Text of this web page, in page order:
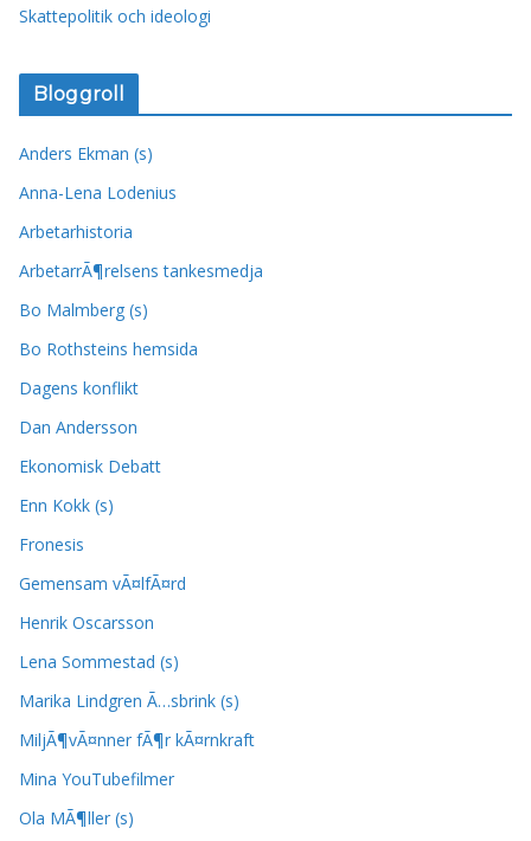
Skattepolitik och ideologi
Bloggroll
Anders Ekman (s)
Anna-Lena Lodenius
Arbetarhistoria
ArbetarrÃ¶relsens tankesmedja
Bo Malmberg (s)
Bo Rothsteins hemsida
Dagens konflikt
Dan Andersson
Ekonomisk Debatt
Enn Kokk (s)
Fronesis
Gemensam vÃ¤lfÃ¤rd
Henrik Oscarsson
Lena Sommestad (s)
Marika Lindgren Ã…sbrink (s)
MiljÃ¶vÃ¤nner fÃ¶r kÃ¤rnkraft
Mina YouTubefilmer
Ola MÃ¶ller (s)